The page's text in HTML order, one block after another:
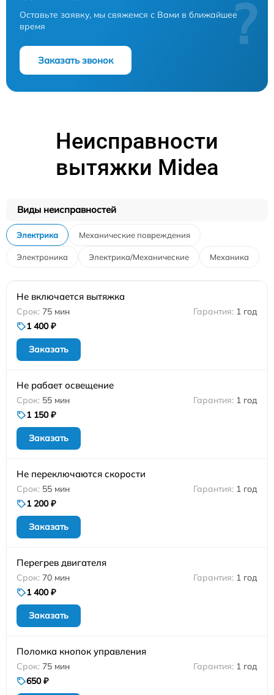
Оставьте заявку, мы свяжемся с Вами в ближайшее
время
Заказать звонок
?
Неисправности
вытяжки Midea
Виды неисправностей
Электрика Механические повреждения
Электроника Электрика/Механические Механика
Не включается вытяжка
75 мин
1 год
1 400 ₽
Заказать
Не рабает освещение
55 мин
1 год
1 150 ₽
Заказать
Не переключаются скорости
55 мин
1 год
1 200 ₽
Заказать
Перегрев двигателя
70 мин
1 год
1 400 ₽
Заказать
Поломка кнопок управления
75 мин
1 год
650 ₽